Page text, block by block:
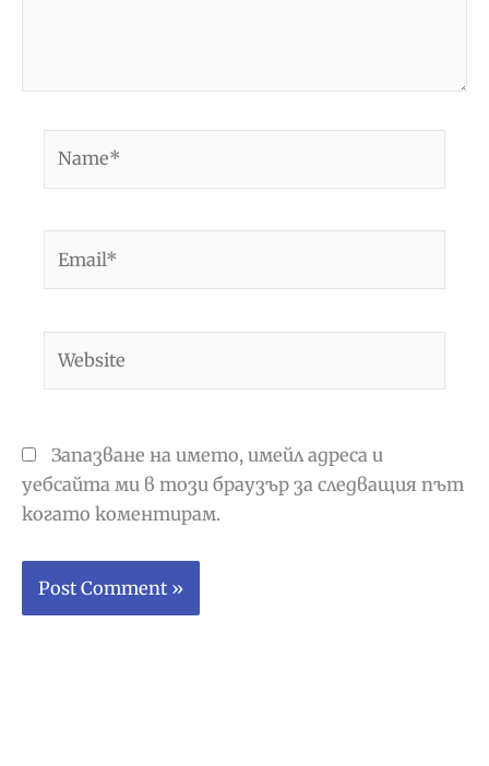
Запазване на името, имейл адреса и
уебсайта ми в този браузър за следващия път
когато коментирам.